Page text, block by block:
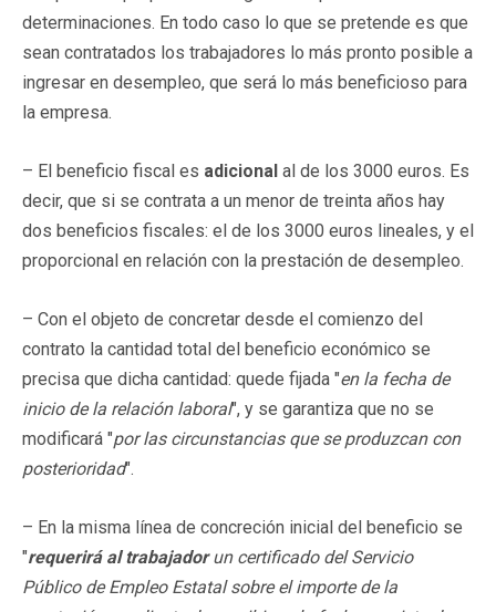
determinaciones. En todo caso lo que se pretende es que
sean contratados los trabajadores lo más pronto posible a
ingresar en desempleo, que será lo más beneficioso para
la empresa.
– El beneficio fiscal es adicional al de los 3000 euros. Es
decir, que si se contrata a un menor de treinta años hay
dos beneficios fiscales: el de los 3000 euros lineales, y el
proporcional en relación con la prestación de desempleo.
– Con el objeto de concretar desde el comienzo del
contrato la cantidad total del beneficio económico se
precisa que dicha cantidad: quede fijada "en la fecha de
inicio de la relación laboral", y se garantiza que no se
modificará "por las circunstancias que se produzcan con
posterioridad".
– En la misma línea de concreción inicial del beneficio se
"requerirá al trabajadorun certificado del Servicio
Público de Empleo Estatal sobre el importe de la